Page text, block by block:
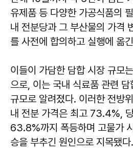
유제품 등 다양한 가공식품의
내 전분당과 그 부산물의 가격
를 사전에 합의하고 실행에 옮
이들이 가담한 담합 시장 규모
으로, 이는 국내 식료품 관련
규모로 알려졌다. 이러한 전방
내 전분 가격은 최고 73.4%,
63.8%까지 폭등하며 고물가
승을 부추긴 원인으로 지목됐다.